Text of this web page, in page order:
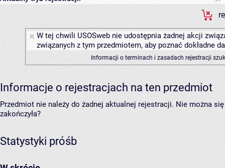
W tej chwili USOSweb nie udostępnia żadnej akcji
związanych z tym przedmiotem, aby poznać dokładne
Informacji o terminach i zasadach rejestracji
Informacje o rejestracjach na ten przedmiot
Przedmiot nie należy do żadnej aktualnej rejestracji. Nie można
zakończyła?
Statystyki próśb